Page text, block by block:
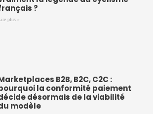
?
plus »
B2B, B2C, C2C :
la conformité paiement
désormais de la viabilité
modèle